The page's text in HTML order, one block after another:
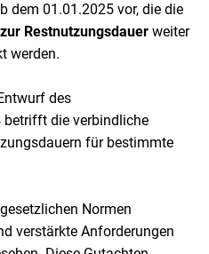
dem 01.01.2025 vor, die die
Restnutzungsdauer weiter
werden.
des
betrifft die verbindliche
für bestimmte
Normen
verstärkte Anforderungen